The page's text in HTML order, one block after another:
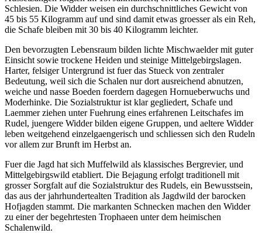
Schlesien. Die Widder weisen ein durchschnittliches Gewicht von
45 bis 55 Kilogramm auf und sind damit etwas groesser als ein Reh,
die Schafe bleiben mit 30 bis 40 Kilogramm leichter.
Den bevorzugten Lebensraum bilden lichte Mischwaelder mit guter
Einsicht sowie trockene Heiden und steinige Mittelgebirgslagen.
Harter, felsiger Untergrund ist fuer das Stueck von zentraler
Bedeutung, weil sich die Schalen nur dort ausreichend abnutzen,
weiche und nasse Boeden foerdern dagegen Hornueberwuchs und
Moderhinke. Die Sozialstruktur ist klar gegliedert, Schafe und
Laemmer ziehen unter Fuehrung eines erfahrenen Leitschafes im
Rudel, juengere Widder bilden eigene Gruppen, und aeltere Widder
leben weitgehend einzelgaengerisch und schliessen sich den Rudeln
vor allem zur Brunft im Herbst an.
Fuer die Jagd hat sich Muffelwild als klassisches Bergrevier, und
Mittelgebirgswild etabliert. Die Bejagung erfolgt traditionell mit
grosser Sorgfalt auf die Sozialstruktur des Rudels, ein Bewusstsein,
das aus der jahrhundertealten Tradition als Jagdwild der barocken
Hofjagden stammt. Die markanten Schnecken machen den Widder
zu einer der begehrtesten Trophaeen unter dem heimischen
Schalenwild.